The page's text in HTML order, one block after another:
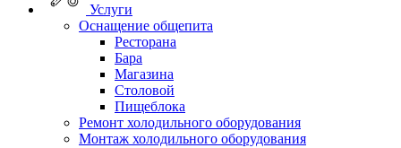
Услуги
Оснащение общепита
Ресторана
Бара
Магазина
Столовой
Пищеблока
Ремонт холодильного оборудования
Монтаж холодильного оборудования